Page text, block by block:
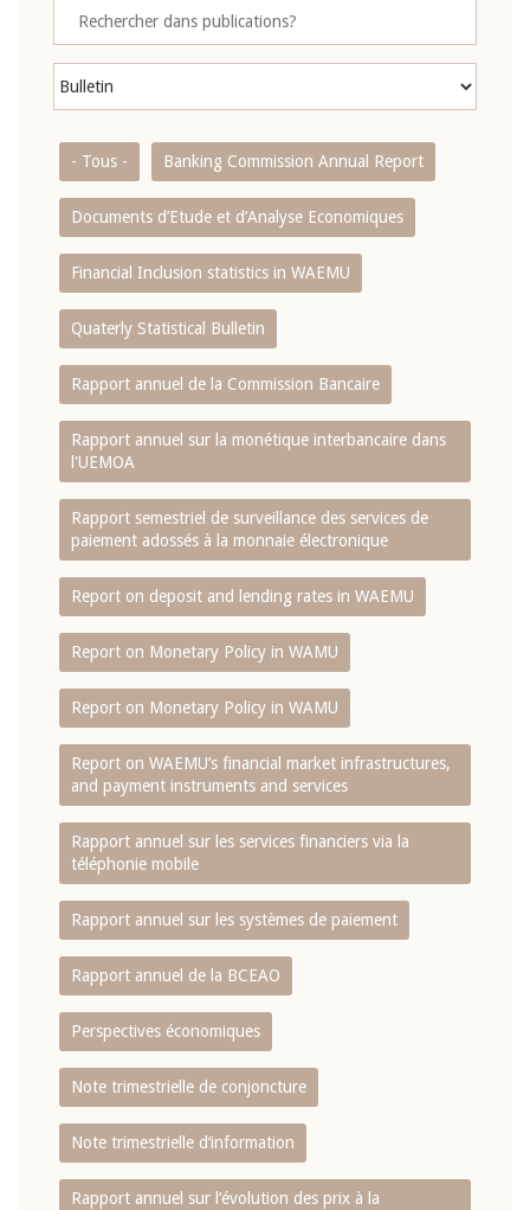
- Tous - Banking Commission Annual Report
Documents d’Etude et d’Analyse Economiques
Financial Inclusion statistics in WAEMU
Quaterly Statistical Bulletin
Rapport annuel de la Commission Bancaire
Rapport annuel sur la monétique interbancaire dans
l'UEMOA
Rapport semestriel de surveillance des services de
paiement adossés à la monnaie électronique
Report on deposit and lending rates in WAEMU
Report on Monetary Policy in WAMU
Report on Monetary Policy in WAMU
Report on WAEMU’s financial market infrastructures,
and payment instruments and services
Rapport annuel sur les services financiers via la
téléphonie mobile
Rapport annuel sur les systèmes de paiement
Rapport annuel de la BCEAO
Perspectives économiques
Note trimestrielle de conjoncture
Note trimestrielle d‘information
Rapport annuel sur l‘évolution des prix à la